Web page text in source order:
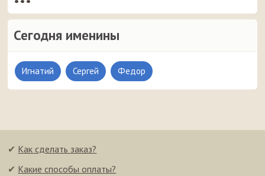
Сегодня именины
Игнатий Сергей Федор
✔ Как сделать заказ?
✔ Какие способы оплаты?